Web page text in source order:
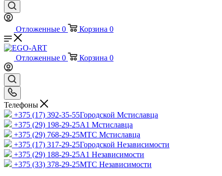
Отложенные 0 Корзина 0
Отложенные 0 Корзина 0
Телефоны
+375 (17) 392-35-55Городской Мстиславца
+375 (29) 198-29-25A1 Мстиславца
+375 (29) 768-29-25МТС Мстиславца
+375 (17) 317-29-25Городской Независимости
+375 (29) 188-29-25A1 Независимости
+375 (33) 378-29-25МТС Независимости